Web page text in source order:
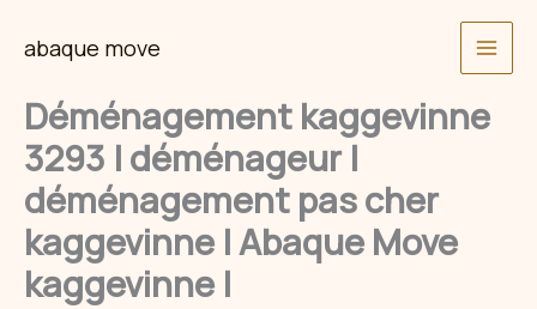
abaque move
Déménagement kaggevinne
3293 | déménageur |
déménagement pas cher
kaggevinne | Abaque Move
kaggevinne |